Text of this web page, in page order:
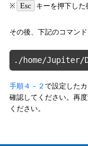
※ Esc キーを押下した
その後、下記のコマン
./home/Jupiter/
手順４－２で設定した
確認してください。再
ください。